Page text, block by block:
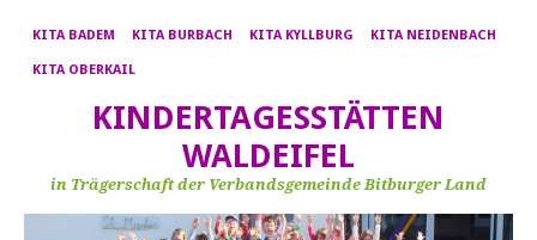
KITA BADEM KITA BURBACH KITA KYLLBURG KITA NEIDENBACH
KITA OBERKAIL
KINDERTAGESSTÄTTEN
WALDEIFEL
in Trägerschaft der Verbandsgemeinde Bitburger Land